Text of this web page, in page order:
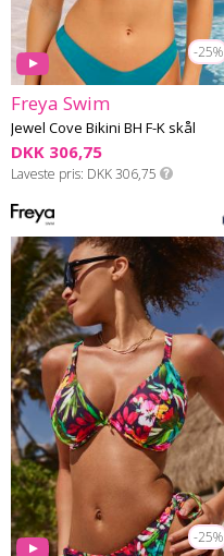
-25%
Freya Swim
Jewel Cove Bikini BH F-K skål
DKK 306,75
Laveste pris DKK 306,75
-25%